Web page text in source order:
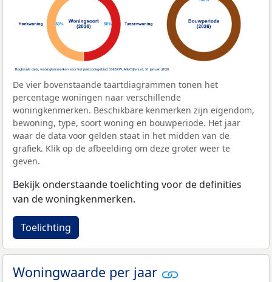
De vier bovenstaande taartdiagrammen tonen het
percentage woningen naar verschillende
woningkenmerken. Beschikbare kenmerken zijn eigendom,
bewoning, type, soort woning en bouwperiode. Het jaar
waar de data voor gelden staat in het midden van de
grafiek. Klik op de afbeelding om deze groter weer te
geven.
Bekijk onderstaande toelichting voor de definities
van de woningkenmerken.
Toelichting
Woningwaarde per jaar